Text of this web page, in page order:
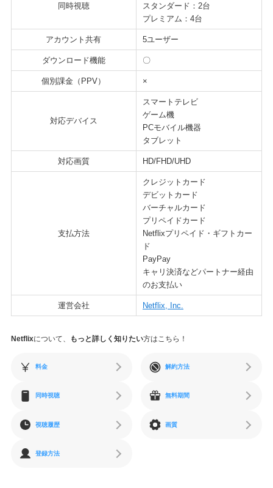
同時視聴
スタンダード：2台
プレミアム：4台
アカウント共有 5ユーザー
ダウンロード機能 〇
個別課金（PPV） ×
対応デバイス
スマートテレビ
ゲーム機
PCモバイル機器
タブレット
対応画質 HD/FHD/UHD
支払方法
クレジットカード
デビットカード
バーチャルカード
プリペイドカード
Netflixプリペイド・ギフトカー
ド
PayPay
キャリ決済などパートナー経由
のお支払い
運営会社 Netflix, Inc.
Netflixについて、 もっと詳しく知りたい方はこちら！
料金 解約方法
同時視聴 無料期間
視聴履歴 画質
登録方法